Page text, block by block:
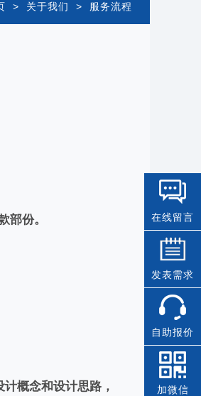
> 关于我们 > 服务流程
部份。
概念和设计思路，
在线留言
发表需求
自助报价
加微信